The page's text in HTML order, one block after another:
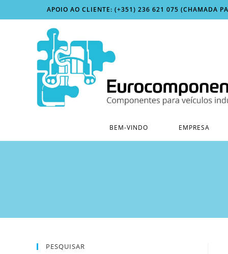
to
APOIO AO CLIENTE: (+351) 236 621 075 (CHAMADA
BEM-VINDO EMPRESA
PESQUISAR